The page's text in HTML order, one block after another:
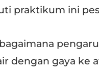
praktikum ini
dengan gaya ke